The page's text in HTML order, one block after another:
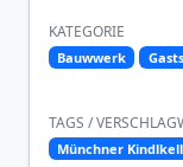
KATEGORIE
Bauwwerk
TAGS /
Münchner